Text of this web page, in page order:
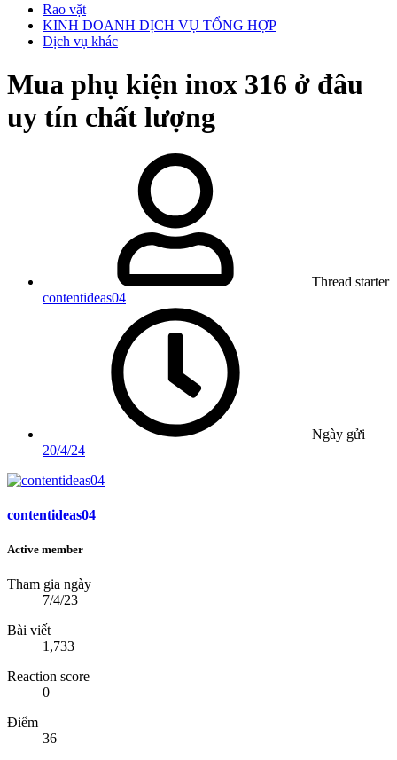
Rao vặt
KINH DOANH DỊCH VỤ TỔNG HỢP
Dịch vụ khác
Mua phụ kiện inox 316 ở đâu
uy tín chất lượng
Thread starter
contentideas04
Ngày gửi
20/4/24
contentideas04
Active member
Tham gia ngày
7/4/23
Bài viết
1,733
Reaction score
0
Điểm
36